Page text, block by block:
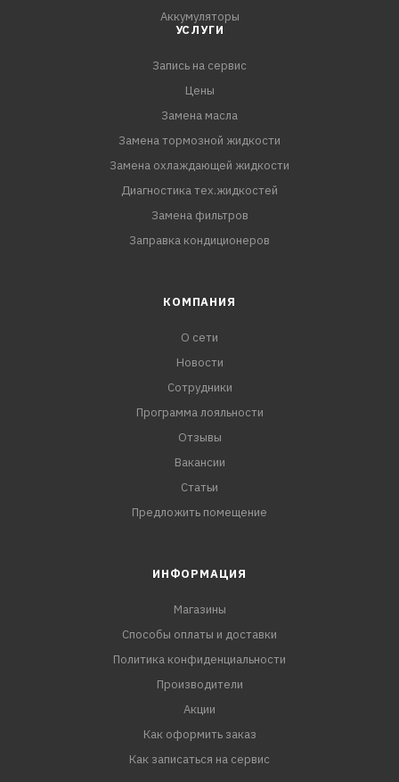
Аккумуляторы
УСЛУГИ
Запись на сервис
Цены
Замена масла
Замена тормозной жидкости
Замена охлаждающей жидкости
Диагностика тех.жидкостей
Замена фильтров
Заправка кондиционеров
КОМПАНИЯ
О сети
Новости
Сотрудники
Программа лояльности
Отзывы
Вакансии
Статьи
Предложить помещение
ИНФОРМАЦИЯ
Магазины
Способы оплаты и доставки
Политика конфиденциальности
Производители
Акции
Как оформить заказ
Как записаться на сервис